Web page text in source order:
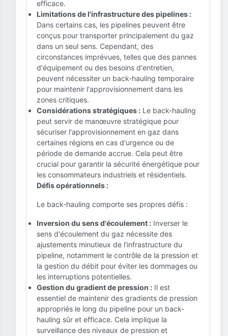
efficace.
Limitations de l'infrastructure des pipelines :
Dans certains cas, les pipelines peuvent être
conçus pour transporter principalement du gaz
dans un seul sens. Cependant, des
circonstances imprévues, telles que des pannes
d'équipement ou des besoins d'entretien,
peuvent nécessiter un back-hauling temporaire
pour maintenir l'approvisionnement dans les
zones critiques.
Considérations stratégiques : Le back-hauling
peut servir de manœuvre stratégique pour
sécuriser l'approvisionnement en gaz dans
certaines régions en cas d'urgence ou de
période de demande accrue. Cela peut être
crucial pour garantir la sécurité énergétique pour
les consommateurs industriels et résidentiels.
Défis opérationnels :
Le back-hauling comporte ses propres défis :
Inversion du sens d'écoulement : Inverser le
sens d'écoulement du gaz nécessite des
ajustements minutieux de l'infrastructure du
pipeline, notamment le contrôle de la pression et
la gestion du débit pour éviter les dommages ou
les interruptions potentielles.
Gestion du gradient de pression : Il est
essentiel de maintenir des gradients de pression
appropriés le long du pipeline pour un back-
hauling sûr et efficace. Cela implique la
surveillance des niveaux de pression et